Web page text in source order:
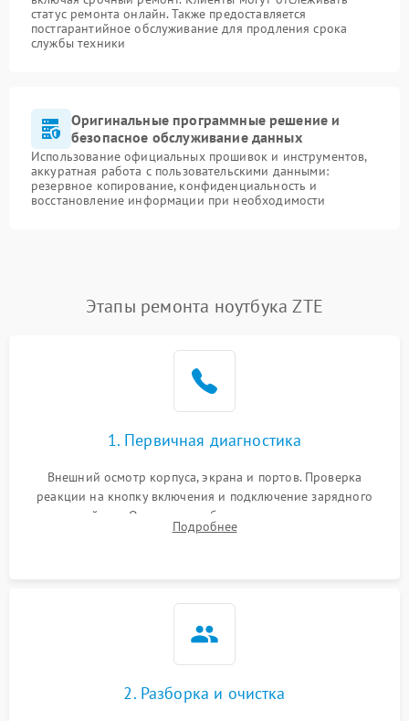
статус ремонта онлайн. Также предоставляется
постгарантийное обслуживание для продления срока
службы техники
Оригинальные программные решение и
безопасное обслуживание данных
Использование официальных прошивок и инструментов,
аккуратная работа с пользовательскими данными:
резервное копирование, конфиденциальность и
восстановление информации при необходимости
Этапы ремонта ноутбука ZTE
1. Первичная диагностика
Внешний осмотр корпуса, экрана и портов. Проверка
реакции на кнопку включения и подключение зарядного
устройства. Оценка потребления тока с помощью
лабораторного блока питания для локализации проблемы.
Подробнее
2. Разборка и очистка